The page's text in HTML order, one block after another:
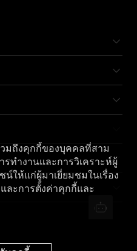
มถึงคุกกี้ของบุคคลที่สาม
ทำงานและการวิเคราะห์ผู้
น์ให้แก่ผู้มาเยี่ยมชมในเรื่อง
ละการตั้งค่าคุกกี้และ